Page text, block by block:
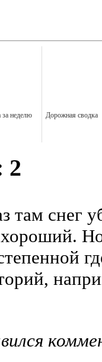
за неделю Дорожная сводка
2
там снег